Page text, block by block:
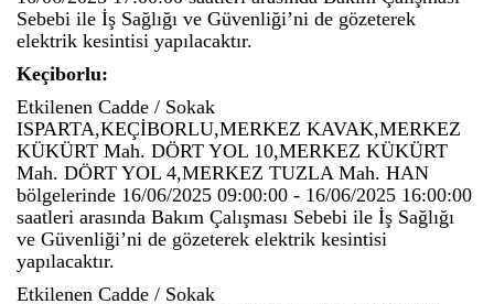
Sebebi ile İş Sağlığı ve Güvenliği’ni de gözeterek
elektrik kesintisi yapılacaktır.
Keçiborlu:
Etkilenen Cadde / Sokak
ISPARTA,KEÇİBORLU,MERKEZ KAVAK,MERKEZ
KÜKÜRT Mah. DÖRT YOL 10,MERKEZ KÜKÜRT
Mah. DÖRT YOL 4,MERKEZ TUZLA Mah. HAN
bölgelerinde 16/06/2025 09:00:00 - 16/06/2025 16:00:00
saatleri arasında Bakım Çalışması Sebebi ile İş Sağlığı
ve Güvenliği’ni de gözeterek elektrik kesintisi
yapılacaktır.
Etkilenen Cadde / Sokak